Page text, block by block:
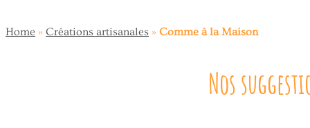
Home » Créations artisanales » Comme à la Maison
Nos